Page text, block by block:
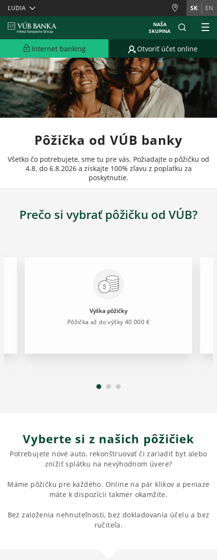
Skiplinks
ĽUDIA SK EN
NAŠA
SKUPINA
Internet banking Otvoriť účet online
Pôžička od VÚB banky
Všetko čo potrebujete, sme tu pre vás. Požiadajte o pôžičku od
4.8. do 6.8.2026 a získajte 100% zľavu z poplatku za
poskytnutie.
Prečo si vybrať pôžičku od VÚB?
Výška pôžičky
Pôžička až do výšky 40 000 €
Vyberte si z našich pôžičiek
Potrebujete nové auto, rekonštruovať či zariadiť byt alebo
znížiť splátku na nevýhodnom úvere?
Máme pôžičku pre každého. Online na pár klikov a peniaze
máte k dispozícii takmer okamžite.
Bez založenia nehnuteľnosti, bez dokladovania účelu a bez
ručiteľa.